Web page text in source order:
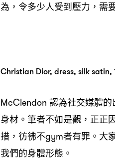
為，令多少人受到壓力，需
Christian Dior, dress, silk satin,
McClendon 認為社交媒體
身材。筆者不如是觀，正正
措，彷彿不gym者有罪。大
我們的身體形態。